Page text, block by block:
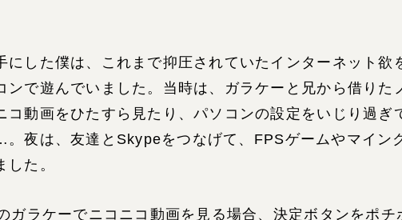
にした僕は、これまで抑圧されていたインターネット欲
ンで遊んでいました。当時は、ガラケーと兄から借りた
コ動画をひたすら見たり、パソコンの設定をいじり過ぎ
夜は、友達とSkypeをつなげて、FPSゲームやマイン
た。
ガラケーでニコニコ動画を見る場合、決定ボタンをポチ